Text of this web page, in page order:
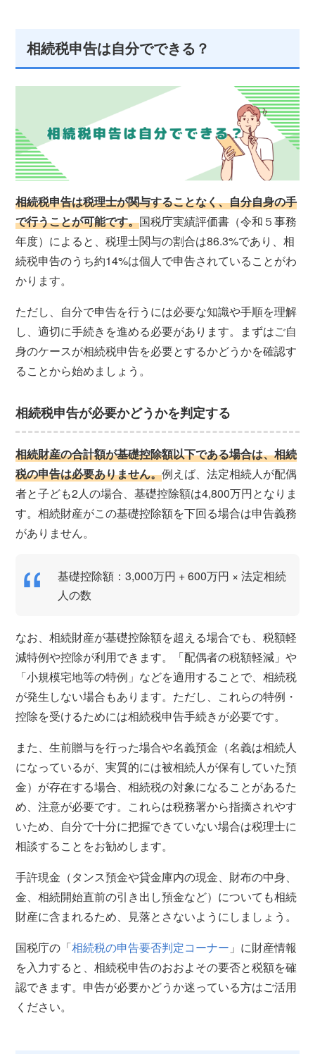
相続税申告は自分でできる？
相続税申告は税理士が関与することなく、自分自身の手
で行うことが可能です。国税庁実績評価書（令和５事務
年度）によると、税理士関与の割合は86.3%であり、相
続税申告のうち約14%は個人で申告されていることがわ
かります。
ただし、自分で申告を行うには必要な知識や手順を理解
し、適切に手続きを進める必要があります。まずはご自
身のケースが相続税申告を必要とするかどうかを確認す
ることから始めましょう。
相続税申告が必要かどうかを判定する
相続財産の合計額が基礎控除額以下である場合は、相続
税の申告は必要ありません。例えば、法定相続人が配偶
者と子ども2人の場合、基礎控除額は4,800万円となりま
す。相続財産がこの基礎控除額を下回る場合は申告義務
がありません。
基礎控除額：3,000万円 + 600万円 × 法定相続
人の数
なお、相続財産が基礎控除額を超える場合でも、税額軽
減特例や控除が利用できます。「配偶者の税額軽減」や
「小規模宅地等の特例」などを適用することで、相続税
が発生しない場合もあります。ただし、これらの特例・
控除を受けるためには相続税申告手続きが必要です。
また、生前贈与を行った場合や名義預金（名義は相続人
になっているが、実質的には被相続人が保有していた預
金）が存在する場合、相続税の対象になることがあるた
め、注意が必要です。これらは税務署から指摘されやす
いため、自分で十分に把握できていない場合は税理士に
相談することをお勧めします。
手許現金（タンス預金や貸金庫内の現金、財布の中身、
金、相続開始直前の引き出し預金など）についても相続
財産に含まれるため、見落とさないようにしましょう。
国税庁の「相続税の申告要否判定コーナー 」に財産情報
を入力すると、相続税申告のおおよその要否と税額を確
認できます。申告が必要かどうか迷っている方はご活用
ください。